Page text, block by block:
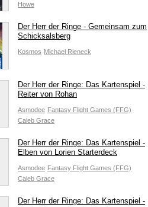
Howe
Der Herr der Ringe - Gemeinsam zum
Schicksalsberg
Kosmos Michael Rieneck
Der Herr der Ringe: Das Kartenspiel -
Reiter von Rohan
Asmodee Fantasy Flight Games (FFG)
Caleb Grace
Der Herr der Ringe: Das Kartenspiel -
Elben von Lorien Starterdeck
Asmodee Fantasy Flight Games (FFG)
Caleb Grace
Der Herr der Ringe: Das Kartenspiel -